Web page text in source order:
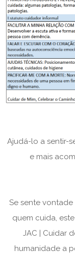
Ajudá-lo a sentir-
e mais
Se sente
quem cuida,
JAC | Cuidar
humanidade a